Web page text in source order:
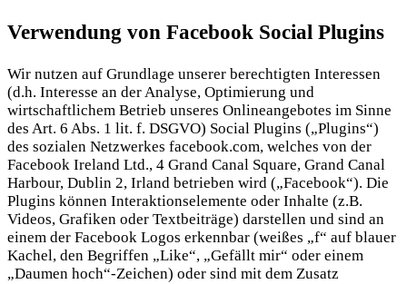
Verwendung von Facebook Social Plugins
Wir nutzen auf Grundlage unserer berechtigten Interessen
(d.h. Interesse an der Analyse, Optimierung und
wirtschaftlichem Betrieb unseres Onlineangebotes im Sinne
des Art. 6 Abs. 1 lit. f. DSGVO) Social Plugins („Plugins“)
des sozialen Netzwerkes facebook.com, welches von der
Facebook Ireland Ltd., 4 Grand Canal Square, Grand Canal
Harbour, Dublin 2, Irland betrieben wird („Facebook“). Die
Plugins können Interaktionselemente oder Inhalte (z.B.
Videos, Grafiken oder Textbeiträge) darstellen und sind an
einem der Facebook Logos erkennbar (weißes „f“ auf blauer
Kachel, den Begriffen „Like“, „Gefällt mir“ oder einem
„Daumen hoch“-Zeichen) oder sind mit dem Zusatz